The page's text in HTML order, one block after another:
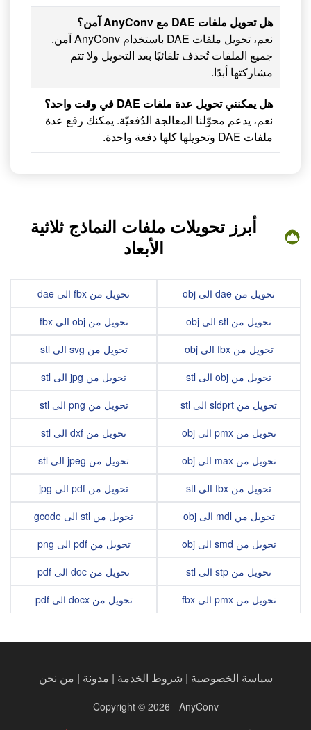
هل تحويل ملفات DAE مع AnyConv آمن؟
نعم، تحويل ملفات DAE باستخدام AnyConv آمن.
جميع الملفات تُحذف تلقائيًا بعد التحويل ولا تتم
مشاركتها أبدًا.
هل يمكنني تحويل عدة ملفات DAE في وقت واحد؟
نعم، يدعم محوّلنا المعالجة الدُفعيّة. يمكنك رفع عدة
ملفات DAE وتحويلها كلها دفعة واحدة.
أبرز تحويلات ملفات النماذج ثلاثية
الأبعاد
تحويل من dae الى obj
تحويل من stl الى obj
تحويل من fbx الى obj
تحويل من obj الى stl
تحويل من sldprt الى stl
تحويل من pmx الى obj
تحويل من max الى obj
تحويل من fbx الى stl
تحويل من mdl الى obj
تحويل من smd الى obj
تحويل من stp الى stl
تحويل من pmx الى fbx
تحويل من fbx الى dae
تحويل من obj الى fbx
تحويل من svg الى stl
تحويل من jpg الى stl
تحويل من png الى stl
تحويل من dxf الى stl
تحويل من jpeg الى stl
تحويل من pdf الى jpg
تحويل من stl الى gcode
تحويل من pdf الى png
تحويل من doc الى pdf
تحويل من docx الى pdf
سياسة الخصوصية | شروط الخدمة | مدونة | من نحن
Copyright © 2026 - AnyConv